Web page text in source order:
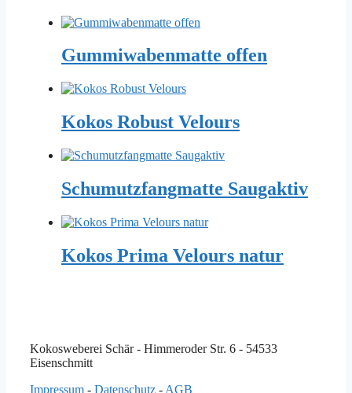
Gummiwabenmatte offen
Kokos Robust Velours
Schumutzfangmatte Saugaktiv
Kokos Prima Velours natur
Kokosweberei Schär - Himmeroder Str. 6 - 54533
Eisenschmitt
Impressum - Datenschutz - AGB